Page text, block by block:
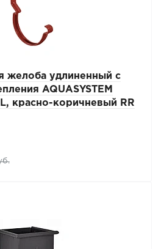
желоба удлиненный с
AQUASYSTEM
красно-коричневый RR